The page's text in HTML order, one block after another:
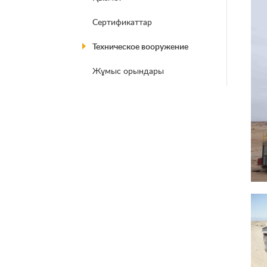
Сертификаттар
Техническое вооружение
Жұмыс орындары